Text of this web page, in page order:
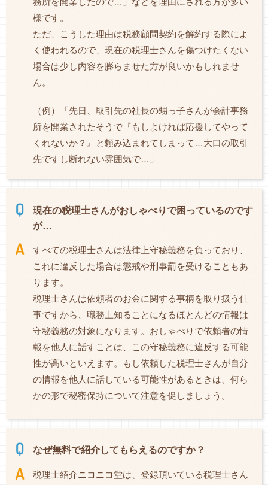
様です。
ただ、こうした理由は税務顧問契約を解約する際によ
く使われるので、現在の税理士さんを傷つけたくない
場合は少し内容を膨らませた方が良いかもしれませ
ん。
（例）「先日、取引先の社長の甥っ子さんが会計事務
所を開業されたそうで『もしよければ応援してやって
くれないか？』と頼み込まれてしまって…大口の取引
先ですし断れない雰囲気で…」
現在の税理士さんがおしゃべりで困っているのです
が…
すべての税理士さんは法律上守秘義務を負っており、
これに違反した場合は懲戒や刑事罰を受けることもあ
ります。
税理士さんは依頼者のお金に関する事柄を取り扱う仕
事ですから、職務上知ることになるほとんどの情報は
守秘義務の対象になります。おしゃべりで依頼者の情
報を他人に話すことは、この守秘義務に違反する可能
性が高いといえます。もし依頼した税理士さんが自分
の情報を他人に話している可能性があるときは、何ら
かの形で秘密保持について注意を促しましょう。
なぜ無料で紹介してもらえるのですか？
税理士紹介ニコニコ堂は、登録頂いている税理士さん